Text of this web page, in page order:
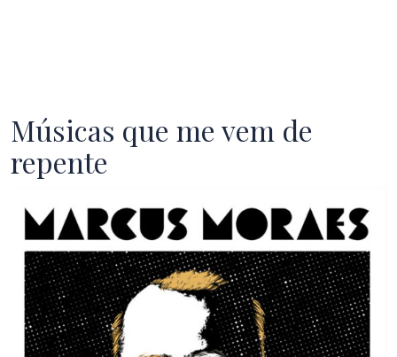
Músicas que me vem de
repente